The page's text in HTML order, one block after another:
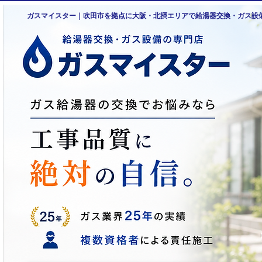
ガスマイスター｜吹田市を拠点に大阪・北摂エリアで給湯器交換・ガス